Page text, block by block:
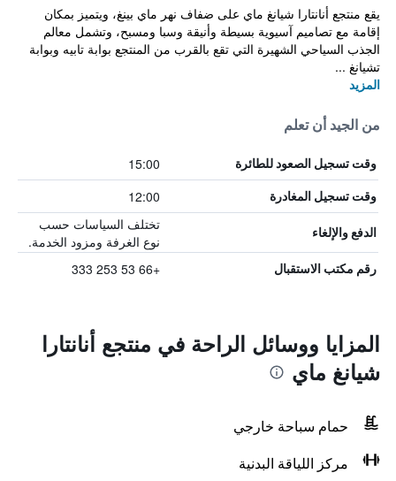
يقع منتجع أنانتارا شيانغ ماي على ضفاف نهر ماي بينغ، ويتميز بمكان
إقامة مع تصاميم آسيوية بسيطة وأنيقة وسبا ومسبح، وتشمل معالم
الجذب السياحي الشهيرة التي تقع بالقرب من المنتجع بوابة تابيه وبوابة
تشيانغ ...
المزيد
من الجيد أن تعلم
وقت تسجيل الصعود للطائرة 15:00
وقت تسجيل المغادرة 12:00
الدفع والإلغاء
تختلف السياسات حسب
نوع الغرفة ومزود الخدمة.
رقم مكتب الاستقبال +66 53 253 333
المزايا ووسائل الراحة في منتجع أنانتارا
شيانغ ماي
حمام سباحة خارجي
مركز اللياقة البدنية